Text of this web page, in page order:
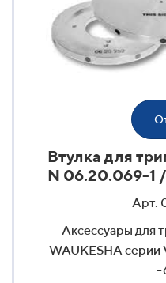
Втулка для
N 06.20.069-1
Арт.
Аксессуары для
WAUKESHA
-